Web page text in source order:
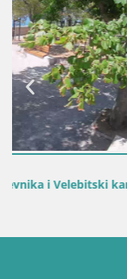
Web kamera